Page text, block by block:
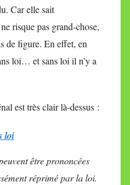
Car elle sait
risque pas grand-chose,
de figure. En effet, en
loi… et sans loi il n’y a
est très clair là-dessus :
loi
être prononcées
réprimé par la loi.